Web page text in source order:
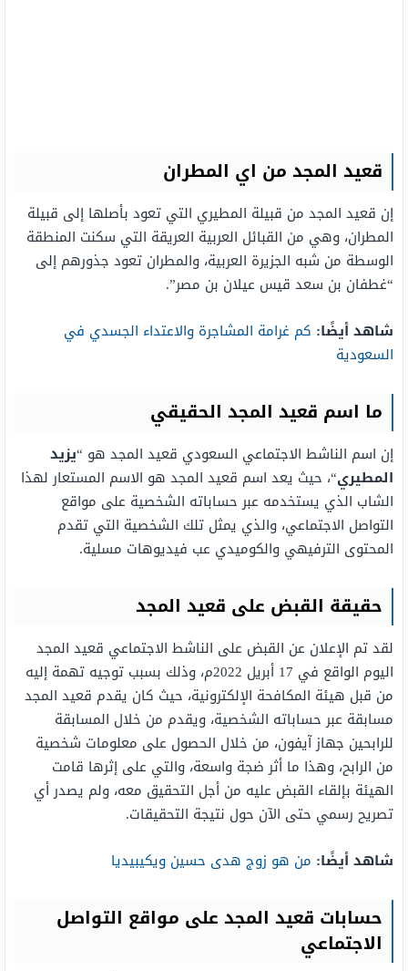
قعيد المجد من اي المطران
إن قعيد المجد من قبيلة المطيري التي تعود بأصلها إلى قبيلة
المطران، وهي من القبائل العربية العريقة التي سكنت المنطقة
الوسطة من شبه الجزيرة العربية، والمطران تعود جذورهم إلى
“غطفان بن سعد قيس عيلان بن مصر”.
شاهد أيضًا: كم غرامة المشاجرة والاعتداء الجسدي في
السعودية
ما اسم قعيد المجد الحقيقي
إن اسم الناشط الاجتماعي السعودي قعيد المجد هو “يزيد
المطيري“، حيث يعد اسم قعيد المجد هو الاسم المستعار لهذا
الشاب الذي يستخدمه عبر حساباته الشخصية على مواقع
التواصل الاجتماعي، والذي يمثل تلك الشخصية التي تقدم
المحتوى الترفيهي والكوميدي عب فيديوهات مسلية.
حقيقة القبض على قعيد المجد
لقد تم الإعلان عن القبض على الناشط الاجتماعي قعيد المجد
اليوم الواقع في 17 أبريل 2022م، وذلك بسبب توجيه تهمة إليه
من قبل هيئة المكافحة الإلكترونية، حيث كان يقدم قعيد المجد
مسابقة عبر حساباته الشخصية، ويقدم من خلال المسابقة
للرابحين جهاز آيفون، من خلال الحصول على معلومات شخصية
من الرابح، وهذا ما أثر ضجة واسعة، والتي على إثرها قامت
الهيئة بإلقاء القبض عليه من أجل التحقيق معه، ولم يصدر أي
تصريح رسمي حتى الآن حول نتيجة التحقيقات.
شاهد أيضًا: من هو زوج هدى حسين ويكيبيديا
حسابات قعيد المجد على مواقع التواصل
الاجتماعي